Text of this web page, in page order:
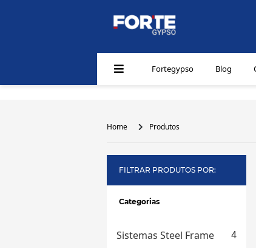
Fortegypso Blog
Home Produtos
FILTRAR PRODUTOS POR:
Categorias
Sistemas Steel Frame 4